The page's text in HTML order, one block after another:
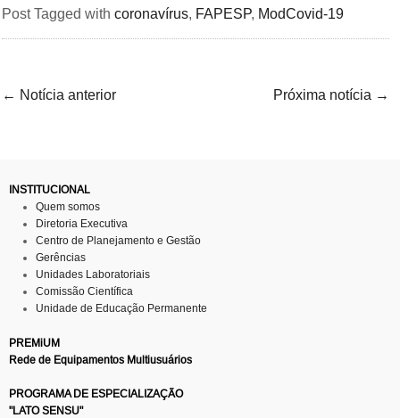
Post Tagged withcoronavírus, FAPESP, ModCovid-19
← Notícia anterior Próxima notícia →
INSTITUCIONAL
Quem somos
Diretoria Executiva
Centro de Planejamento e Gestão
Gerências
Unidades Laboratoriais
Comissão Científica
Unidade de Educação Permanente
PREMiUM
Rede de Equipamentos Multiusuários
PROGRAMA DE ESPECIALIZAÇÃO
"LATO SENSU"